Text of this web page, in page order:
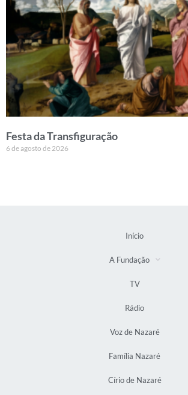
Festa da Transfiguração
6 de agosto de 2026
Início
A Fundação
TV
Rádio
Voz de Nazaré
Família Nazaré
Círio de Nazaré